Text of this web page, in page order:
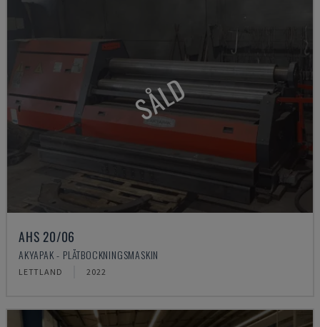
SÅLD
AHS 20/06
AKYAPAK - PLÅTBOCKNINGSMASKIN
LETTLAND 2022